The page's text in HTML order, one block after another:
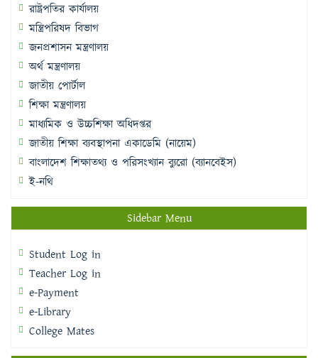
রাষ্ট্রপতির কার্যালয়
মন্ত্রিপরিষদ বিভাগ
জনপ্রশাসন মন্ত্রণালয়
অর্থ মন্ত্রণালয়
জাতীয় পোর্টাল
শিক্ষা মন্ত্রণালয়
মাধ্যমিক ও উচ্চশিক্ষা অধিদপ্তর
জাতীয় শিক্ষা ব্যবস্থাপনা একাডেমি (নায়েম)
বাংলাদেশ শিক্ষাতথ্য ও পরিসংখ্যান ব্যুরো (ব্যানবেইস)
ই-নথি
Sidebar Menu
Student Log in
Teacher Log in
e-Payment
e-Library
College Mates